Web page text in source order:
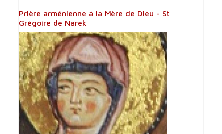
Prière arménienne à la Mère de Dieu - St
Grégoire de Narek